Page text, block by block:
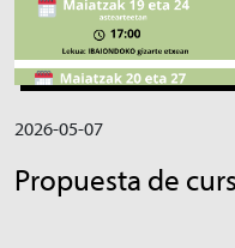
2026-05-07
Propuesta de